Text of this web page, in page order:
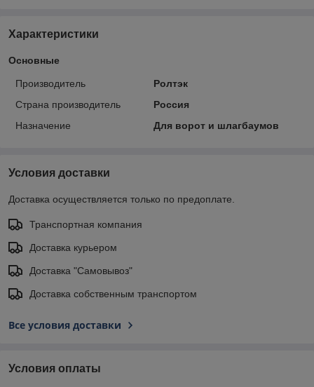
Характеристики
Основные
Производитель
Ролтэк
Страна производитель
Россия
Назначение
Для ворот и шлагбаумов
Условия доставки
Доставка осуществляется только по предоплате.
Транспортная компания
Доставка курьером
Доставка "Самовывоз"
Доставка собственным транспортом
Все условия доставки
Условия оплаты